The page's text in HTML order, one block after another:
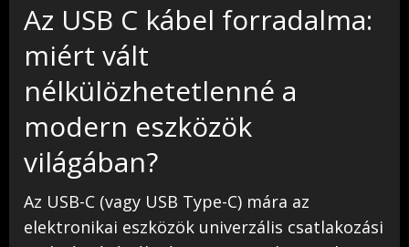
Az USB C kábel forradalma:
miért vált
nélkülözhetetlenné a
modern eszközök
világában?
Az USB-C (vagy USB Type-C) mára az
elektronikai eszközök univerzális csatlakozási